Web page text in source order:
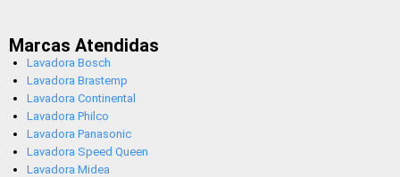
Marcas Atendidas
Lavadora Bosch
Lavadora Brastemp
Lavadora Continental
Lavadora Philco
Lavadora Panasonic
Lavadora Speed Queen
Lavadora Midea